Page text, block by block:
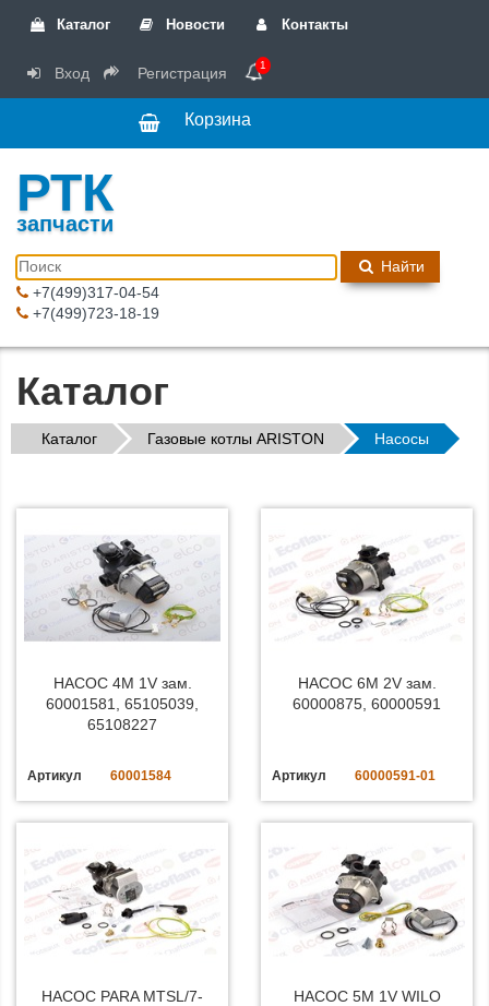
Каталог Новости Контакты
Вход Регистрация 1
Корзина
РТК
запчасти
Найти
+7(499)317-04-54
+7(499)723-18-19
Каталог
Каталог Газовые котлы ARISTON Насосы
НАСОС 4M 1V зам.
60001581, 65105039,
65108227
Артикул 60001584
НАСОС 6M 2V зам.
60000875, 60000591
Артикул 60000591-01
НАСОС PARA MTSL/7-
НАСОС 5M 1V WILO